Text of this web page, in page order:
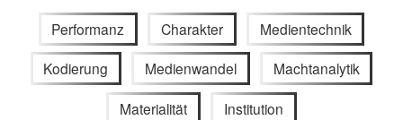
Performanz Charakter Medientechnik
Kodierung Medienwandel Machtanalytik
Materialität Institution